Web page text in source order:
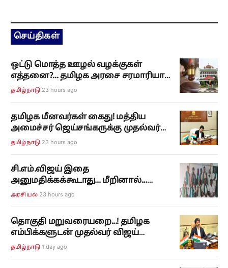
செய்திகள்
ஒட்டு மொத்த ஊழல் வழக்குகள்
எத்தனை?... தமிழக அரசை சரமாரியாக
கேள்விகளால் துளைத்தெடுத்த
தமிழ்நாடு 23 hours ago
தமிழக மீனவர்கள் கைது! மத்திய
அமைச்சர் ஜெய்சங்கருக்கு முதல்வர்
விஜய் அவசர கடிதம்!
தமிழ்நாடு 23 hours ago
சி.எம்.விஜய் இதை
அனுமதிக்கக்கூடாது... மீறினால்...
தமிழக அரசுக்கு பி.ஆர்.பாண்டியன்
அரசியல் 23 hours ago
தொகுதி மறுவரையறை...! தமிழக
எம்பிக்களுடன் முதல்வர் விஜய்
ஆகஸ்ட் 8-ல் அவசர ஆலோசனை!
தமிழ்நாடு 1 day ago